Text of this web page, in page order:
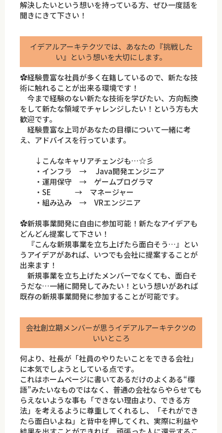
解決したいという想いを持っている方、ぜひ一度話を
聞きにきて下さい！
イデアルアーキテクツでは、あなたの『挑戦した
い』という想いを大切にします。
✿経験豊富な社員が多く在籍しているので、新たな技
術に触れることが出来る環境です！
今まで経験のない新たな技術を学びたい、方向転換
をして新たな領域でチャレンジしたい！という方も大
歓迎です。
経験豊富な上司があなたの目標について一緒に考
え、アドバイスを行っています。
↓こんなキャリアチェンジも…☆彡
・インフラ → Java開発エンジニア
・運用保守 → ゲームプログラマ
・SE → マネージャー
・組み込み → VRエンジニア
✿新規事業開発に自由に参加可能！新たなアイデアも
どんどん提案して下さい！
『こんな新規事業を立ち上げたら面白そう…』とい
うアイデアがあれば、いつでも会社に提案することが
出来ます！
新規事業を立ち上げたメンバーでなくても、面白そ
うだな…一緒に開発してみたい！という想いがあれば
既存の新規事業開発に参加することが可能です。
会社創立期メンバーが思うイデアルアーキテクツの
いいところ
何より、社長が「社員のやりたいことをできる会社」
に本気でしようとしている点です。
これはホームページに書いてあるだけのよくある“標
語”みたいなものではなく、普通の会社ならやらせても
らえないような事も「できない理由より、できる方
法」を考えるように尊重してくれるし、「それができ
たら面白いよね」と背中を押してくれ、実際に利益や